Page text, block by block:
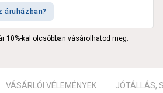
áruházban?
10%-kal olcsóbban vásárolhatod meg.
VÁSÁRLÓI VÉLEMÉNYEK JÓTÁLLÁS,